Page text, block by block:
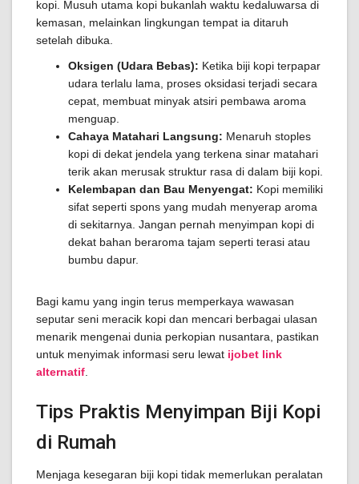
kopi. Musuh utama kopi bukanlah waktu kedaluwarsa di
kemasan, melainkan lingkungan tempat ia ditaruh
setelah dibuka.
Oksigen (Udara Bebas): Ketika biji kopi terpapar
udara terlalu lama, proses oksidasi terjadi secara
cepat, membuat minyak atsiri pembawa aroma
menguap.
Cahaya Matahari Langsung: Menaruh stoples
kopi di dekat jendela yang terkena sinar matahari
terik akan merusak struktur rasa di dalam biji kopi.
Kelembapan dan Bau Menyengat: Kopi memiliki
sifat seperti spons yang mudah menyerap aroma
di sekitarnya. Jangan pernah menyimpan kopi di
dekat bahan beraroma tajam seperti terasi atau
bumbu dapur.
Bagi kamu yang ingin terus memperkaya wawasan
seputar seni meracik kopi dan mencari berbagai ulasan
menarik mengenai dunia perkopian nusantara, pastikan
untuk menyimak informasi seru lewat ijobet link
alternatif
Tips Praktis Menyimpan Biji Kopi
di Rumah
Menjaga kesegaran biji kopi tidak memerlukan peralatan